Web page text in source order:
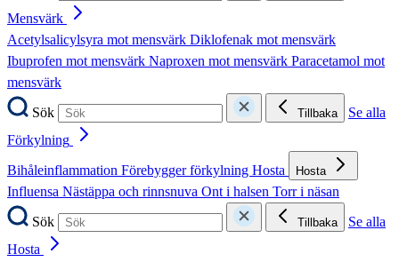
Mensvärk
Acetylsalicylsyra mot mensvärk Diklofenak mot mensvärk
Ibuprofen mot mensvärk Naproxen mot mensvärk Paracetamol mot
mensvärk
Sök
Tillbaka
Se alla
Förkylning
Bihåleinflammation Förebygger förkylning Hosta Hosta
Influensa Nästäppa och rinnsnuva Ont i halsen Torr i näsan
Sök
Tillbaka
Se alla
Hosta